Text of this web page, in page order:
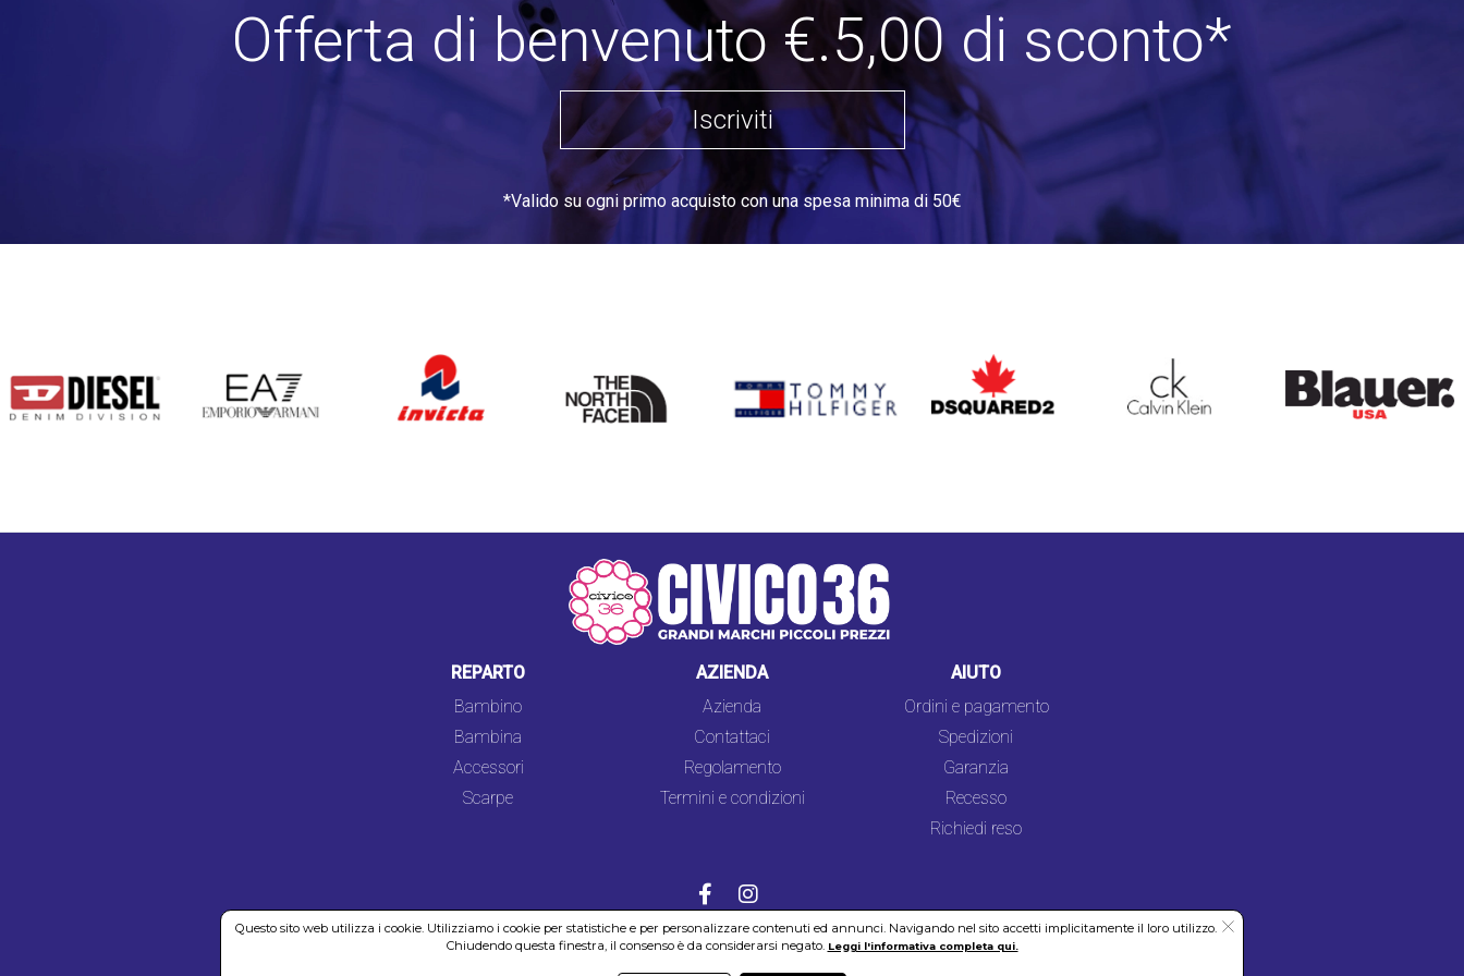
Offerta di benvenuto €.5,00 di sconto*
Iscriviti
*Valido su ogni primo acquisto con una spesa minima di 50€
INVICTA
NORTH
FACE
DSQUARED2 CALVIN KLEIN
REPARTO
Bambino
Bambina
Accessori
Scarpe
AZIENDA
Azienda
Contattaci
Regolamento
Termini e condizioni
AIUTO
Ordini e pagamento
Spedizioni
Garanzia
Recesso
Richiedi reso
COOKIES SICUREZZA PRIVACY
Questo sito web utilizza i cookie. Utilizziamo i cookie per statistiche e per personalizzare contenuti ed annunci. Navigando nel sito accetti implicitamente il loro utilizzo.
Chiudendo questa finestra, il consenso è da considerarsi negato. Leggi l'informativa completa qui.